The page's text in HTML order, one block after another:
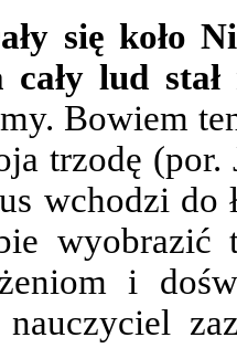
się koło
cały lud
Bowiem
trzodę
wchodzi
i